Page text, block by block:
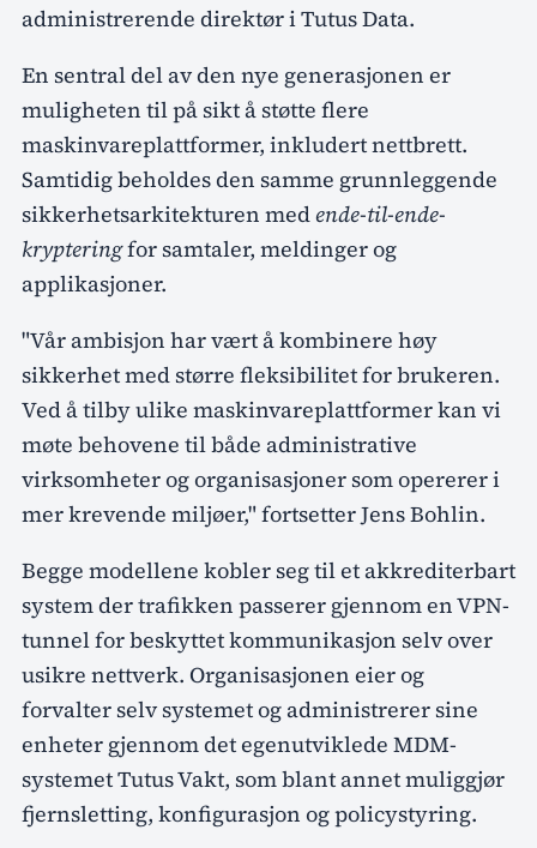
administrerende direktør i Tutus Data.
En sentral del av den nye generasjonen er
muligheten til på sikt å støtte flere
maskinvareplattformer, inkludert nettbrett.
Samtidig beholdes den samme grunnleggende
sikkerhetsarkitekturen medende-til-ende-
krypteringfor samtaler, meldinger og
applikasjoner.
"Vår ambisjon har vært å kombinere høy
sikkerhet med større fleksibilitet for brukeren.
Ved å tilby ulike maskinvareplattformer kan vi
møte behovene til både administrative
virksomheter og organisasjoner som opererer i
mer krevende miljøer," fortsetter Jens Bohlin.
Begge modellene kobler seg til et akkrediterbart
system der trafikken passerer gjennom en VPN-
tunnel for beskyttet kommunikasjon selv over
usikre nettverk. Organisasjonen eier og
forvalter selv systemet og administrerer sine
enheter gjennom det egenutviklede MDM-
systemet Tutus Vakt, som blant annet muliggjør
fjernsletting, konfigurasjon og policystyring.